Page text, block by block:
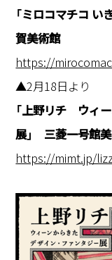
「ミロコマチコ
賀美術館
https://
▲2月18日より
「上野リチ ウィ
展」 三菱一号館
https://mimt.jp/